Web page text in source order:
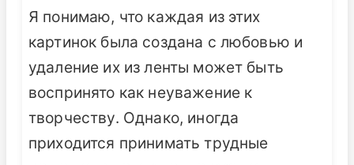
Я понимаю, что каждая из этих
картинок была создана с любовью и
удаление их из ленты может быть
воспринято как неуважение к
творчеству. Однако, иногда
приходится принимать трудные